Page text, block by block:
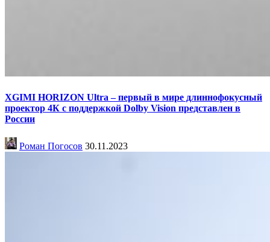
XGIMI HORIZON Ultra – первый в мире длиннофокусный
проектор 4К с поддержкой Dolby Vision представлен в
России
Роман Погосов 30.11.2023